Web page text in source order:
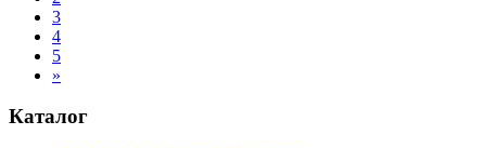
3
4
5
»
Каталог